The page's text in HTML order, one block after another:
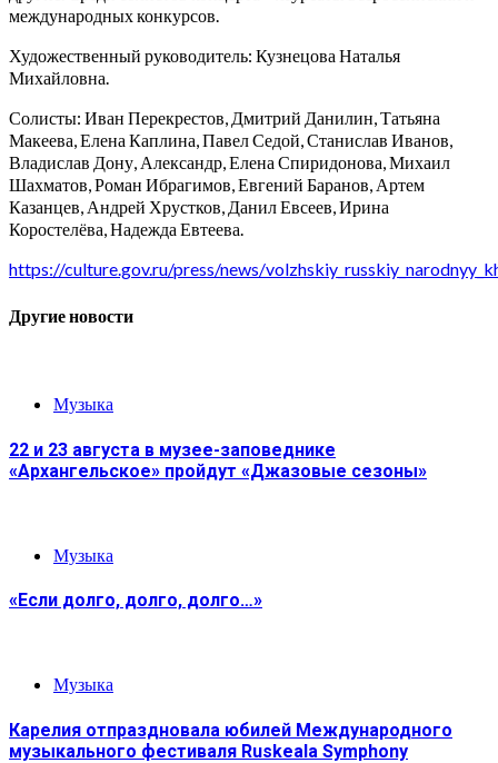
международных конкурсов.
Художественный руководитель: Кузнецова Наталья
Михайловна.
Солисты: Иван Перекрестов, Дмитрий Данилин, Татьяна
Макеева, Елена Каплина, Павел Седой, Станислав Иванов,
Владислав Дону, Александр, Елена Спиридонова, Михаил
Шахматов, Роман Ибрагимов, Евгений Баранов, Артем
Казанцев, Андрей Хрустков, Данил Евсеев, Ирина
Коростелёва, Надежда Евтеева.
https://culture.gov.ru/press/news/
Другие новости
Музыка
22 и 23 августа в музее-заповеднике
«Архангельское» пройдут «Джазовые сезоны»
Музыка
«Если долго, долго, долго…»
Музыка
Карелия отпраздновала юбилей Международного
музыкального фестиваля Ruskeala Symphony